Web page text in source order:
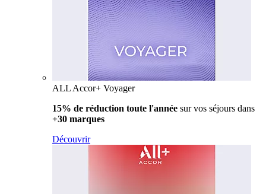
ALL Accor+ Voyager
15% de réduction toute l'année sur vos séjours dans
+30 marques
Découvrir